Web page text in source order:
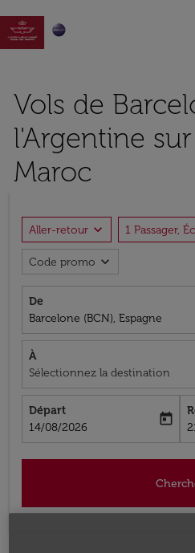

Vols de
l'Argentine
Maroc
Aller-retour expand_more 1 Passager,
Code promo expand_more
De
Barcelone (BCN), Espagne
À
Sélectionnez la destination
Départ
fc-booking-departure-date-
14/08/2026
today